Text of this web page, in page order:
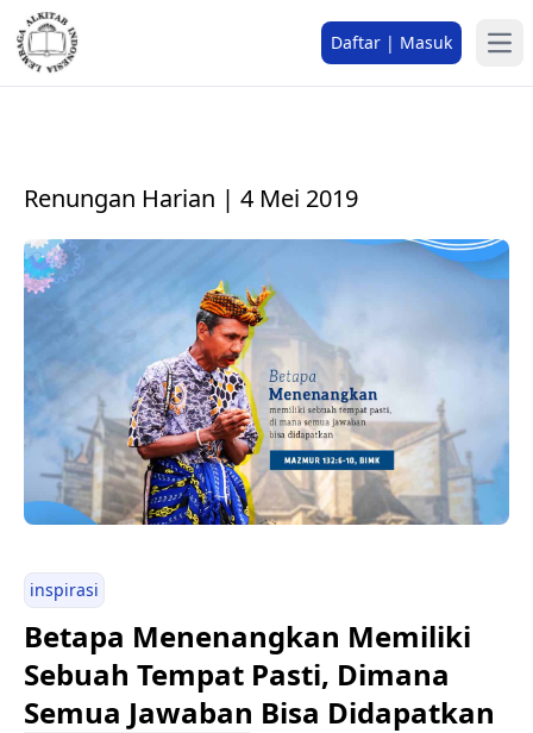
Daftar | Masuk
Renungan Harian | 4 Mei 2019
inspirasi
Betapa Menenangkan Memiliki
Sebuah Tempat Pasti, Dimana
Semua Jawaban Bisa Didapatkan